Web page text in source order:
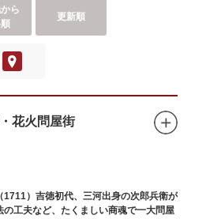
ら
更新順
花火問屋街
1711）吉徳初代、三河出身の次郎兵衛が
工夫など、たくましい商魂で一大問屋